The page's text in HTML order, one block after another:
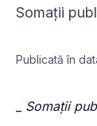
Somații
Publicată în
Somații